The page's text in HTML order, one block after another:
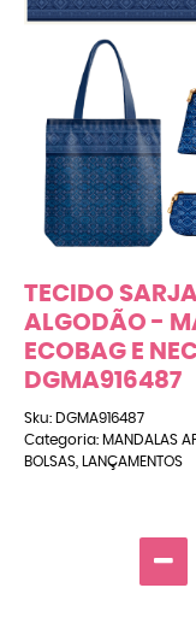
TECIDO
ALGODÃO -
ECOBAG E
DGMA916487
Sku: DGMA916487
Categoria: MANDALAS
BOLSAS
LANÇAMENTOS